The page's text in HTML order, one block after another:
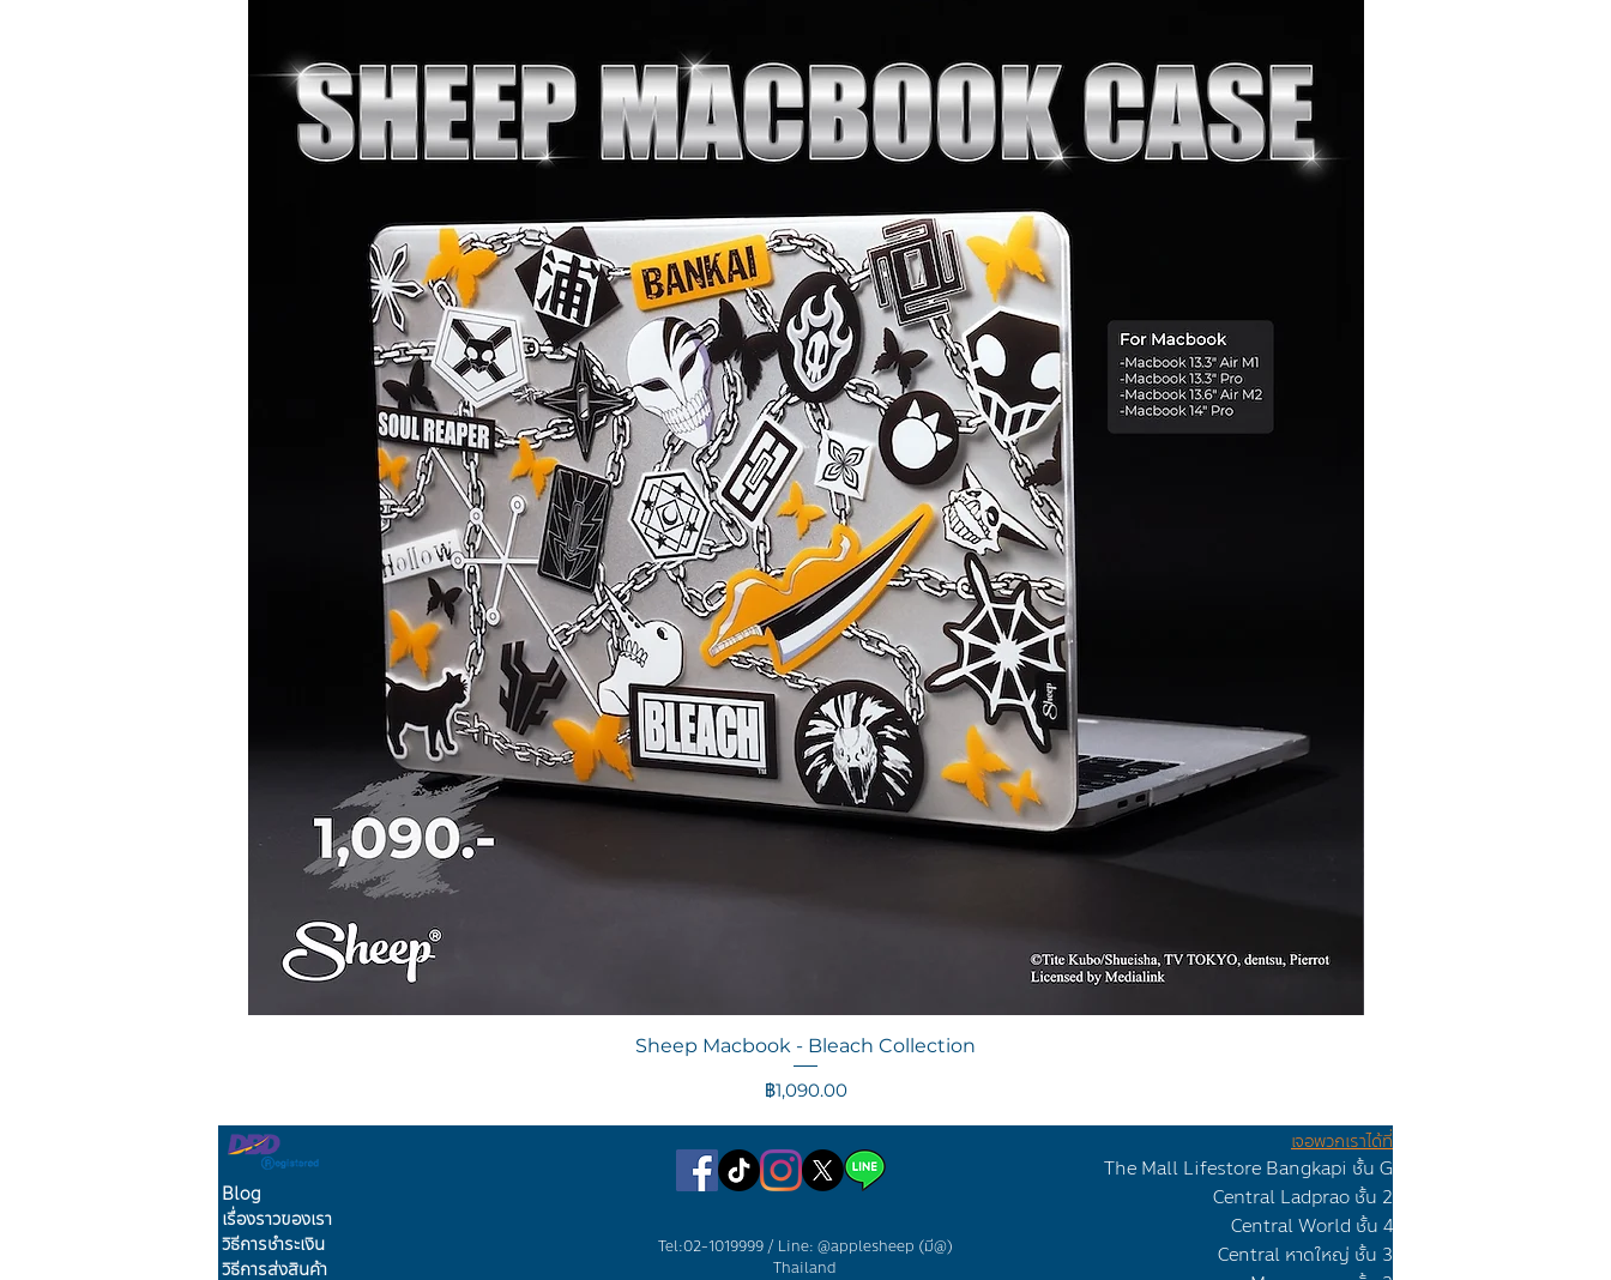
ดูข้อมูลด่วน
Sheep Macbook - Bleach Collection
ราคา
฿1,090.00
Blog
เรื่องราวของเรา
วิธีการชำระเงิน
วิธีการส่งสินค้า
Tel:02-1019999 / Line: @applesheep (มี@)
Thailand
เจอพวกเราได้ที่
The Mall Lifestore Bangkapi ชั้น G
Ceทtral Ladprao ชั้น 2
Central World ชั้น 4
Central หาดใหญ่ ชั้น 3